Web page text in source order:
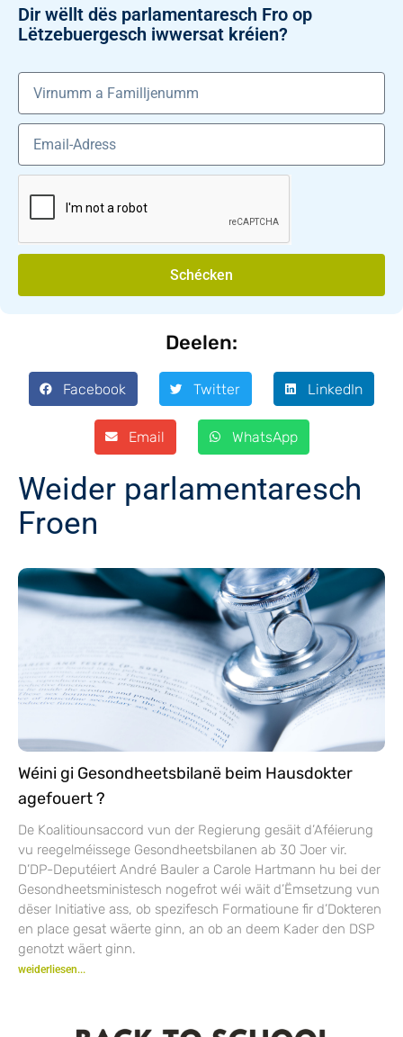
Dir wëllt dës parlamentaresch Fro op
Lëtzebuergesch iwwersat kréien?
Schécken
Deelen:
Facebook Twitter LinkedIn
Email WhatsApp
Weider parlamentaresch
Froen
Wéini gi Gesondheetsbilanë beim Hausdokter
agefouert ?
De Koalitiounsaccord vun der Regierung gesäit d’Aféierung
vu reegelméissege Gesondheetsbilanen ab 30 Joer vir.
D’DP-Deputéiert André Bauler a Carole Hartmann hu bei der
Gesondheetsministesch nogefrot wéi wäit d’Ëmsetzung vun
dëser Initiative ass, ob spezifesch Formatioune fir d’Dokteren
en place gesat wäerte ginn, an ob an deem Kader den DSP
genotzt wäert ginn.
weiderliesen...